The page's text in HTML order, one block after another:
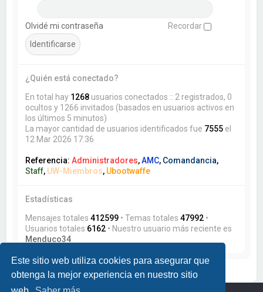
Este sitio web utiliza cookies para asegurar que
obtenga la mejor experiencia en nuestro sitio
Olvidé mi contraseña Recordar
¿Quién está conectado?
En total hay 1268 usuarios conectados :: 2 registrados, 0
ocultos y 1266 invitados (basados en usuarios activos en
los últimos 5 minutos)
La mayor cantidad de usuarios identificados fue 7555 el
12 Mar 2026 17:36
Referencia:Administradores,AMC, Comandancia,
Staff, UW-Miembros, Ubootwaffe
Estadísticas
Mensajes totales412599 • Temas totales47992 •
Usuarios totales 6162 • Nuestro usuario más reciente es
Menduco34